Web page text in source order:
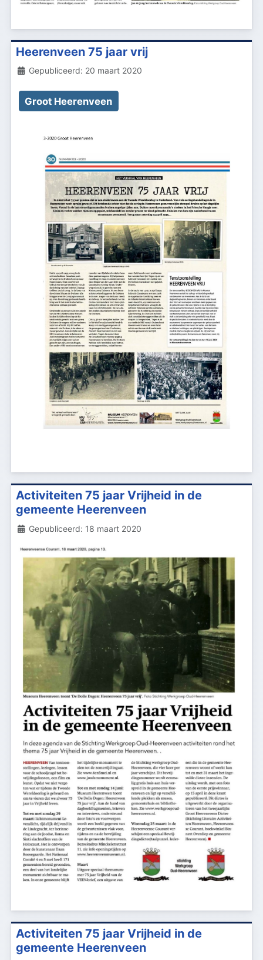
Heerenveen 75 jaar vrij
Details
Gepubliceerd: 20 maart 2020
Groot Heerenveen
Activiteiten 75 jaar Vrijheid in de
gemeente Heerenveen
Details
Gepubliceerd: 18 maart 2020
Activiteiten 75 jaar Vrijheid in de
gemeente Heerenveen